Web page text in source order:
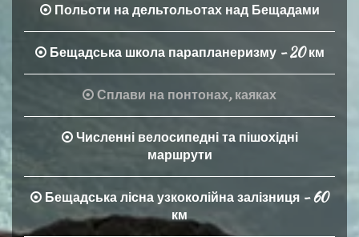
Польоти на дельтольотах над Бещадами
Бещадська школа парапланеризму - 20 км
Сплави на понтонах, каяках
Численні велосипедні та пішохідні
маршрути
Бещадська лісна узкоколійна залізниця - 60
км